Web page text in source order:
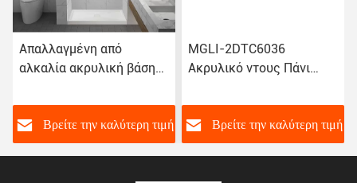
Απαλλαγμένη από
αλκαλία ακρυλική βάση
πιστοποιημένη ανθεκτική
στην εξασθένιση
3DTC6038
Βρείτε την καλύτερη τιμή
MGLI-2DTC6036
Ακρυλικό ντους Πάνι
1524×914×165mm
Βρείτε την καλύτερη τιμή